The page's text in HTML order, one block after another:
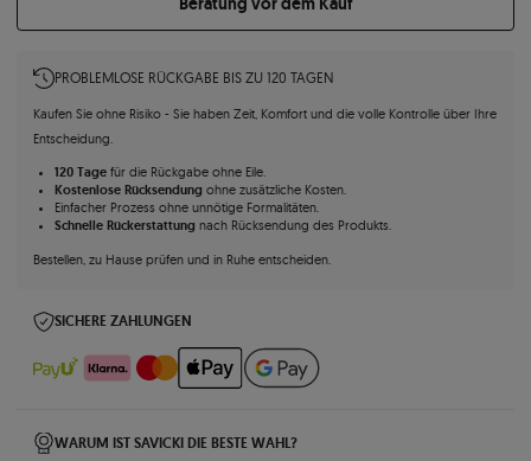
PROBLEMLOSE RÜCKGABE BIS ZU 120 TAGEN
Kaufen Sie ohne Risiko - Sie haben Zeit, Komfort und die volle Kontrolle über Ihre
Entscheidung.
120 Tagefür die Rückgabe ohne Eile.
Kostenlose Rücksendungohne zusätzliche Kosten.
Einfacher Prozess ohne unnötige Formalitäten.
Schnelle Rückerstattungnach Rücksendung des Produkts.
Bestellen, zu Hause prüfen und in Ruhe entscheiden.
SICHERE ZAHLUNGEN
WARUM IST SAVICKI DIE BESTE WAHL?